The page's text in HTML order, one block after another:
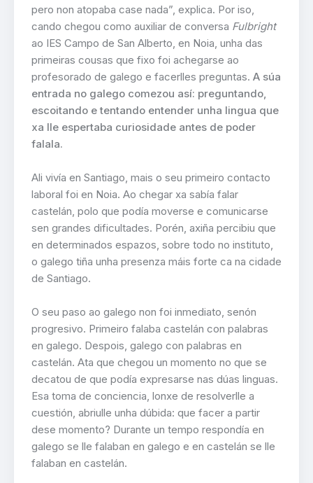
pero non atopaba case nada”, explica. Por iso,
cando chegou como auxiliar de conversa Fulbright
ao IES Campo de San Alberto, en Noia, unha das
primeiras cousas que fixo foi achegarse ao
profesorado de galego e facerlles preguntas. A súa
entrada no galego comezou así: preguntando,
escoitando e tentando entender unha lingua que
xa lle espertaba curiosidade antes de poder
falala.
Ali vivía en Santiago, mais o seu primeiro contacto
laboral foi en Noia. Ao chegar xa sabía falar
castelán, polo que podía moverse e comunicarse
sen grandes dificultades. Porén, axiña percibiu que
en determinados espazos, sobre todo no instituto,
o galego tiña unha presenza máis forte ca na cidade
de Santiago.
O seu paso ao galego non foi inmediato, senón
progresivo. Primeiro falaba castelán con palabras
en galego. Despois, galego con palabras en
castelán. Ata que chegou un momento no que se
decatou de que podía expresarse nas dúas linguas.
Esa toma de conciencia, lonxe de resolverlle a
cuestión, abriulle unha dúbida: que facer a partir
dese momento? Durante un tempo respondía en
galego se lle falaban en galego e en castelán se lle
falaban en castelán.